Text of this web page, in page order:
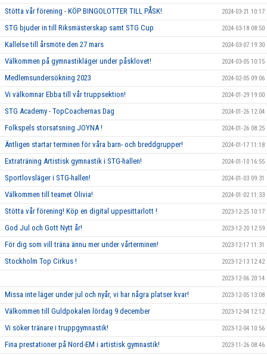
Stötta vår förening - KÖP BINGOLOTTER TILL PÅSK! 2024-03-21 10:17
STG bjuder in till Riksmästerskap samt STG Cup 2024-03-18 08:50
Kallelse till årsmöte den 27 mars 2024-03-07 19:30
Välkommen på gymnastikläger under påsklovet! 2024-03-05 10:15
Medlemsundersökning 2023 2024-02-05 09:06
Vi välkomnar Ebba till vår truppsektion! 2024-01-29 19:00
STG Academy - TopCoachernas Dag 2024-01-26 12:04
Folkspels storsatsning JOYNA ! 2024-01-26 08:25
Äntligen startar terminen för våra barn- och breddgrupper! 2024-01-17 11:18
Extraträning Artistisk gymnastik i STG-hallen! 2024-01-10 16:55
Sportlovsläger i STG-hallen! 2024-01-03 09:31
Välkommen till teamet Olivia! 2024-01-02 11:33
Stötta vår förening! Köp en digital uppesittarlott ! 2023-12-25 10:17
God Jul och Gott Nytt år! 2023-12-20 12:59
För dig som vill träna ännu mer under vårterminen! 2023-12-17 11:31
Stockholm Top Cirkus ! 2023-12-13 12:42
2023-12-06 20:14
Missa inte läger under jul och nyår, vi har några platser kvar! 2023-12-05 13:08
Välkommen till Guldpokalen lördag 9 december 2023-12-04 12:12
Vi söker tränare i truppgymnastik! 2023-12-04 10:56
Fina prestationer på Nord-EM i artistisk gymnastik! 2023-11-26 08:46